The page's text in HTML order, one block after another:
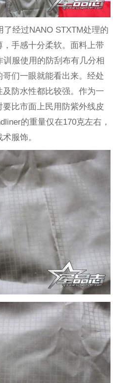
经过NANO STXTM处理的
手感十分柔软。面料上带
服使用的防刮布有几分相
们一眼就能看出来。经处
防水性都比较强。作为一
比市面上民用防紫外线皮
的重量仅在170克左右，
服饰。